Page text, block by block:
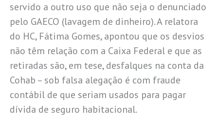
servido a outro uso que não seja o denunciado
pelo GAECO (lavagem de dinheiro). A relatora
do HC, Fátima Gomes, apontou que os desvios
não têm relação com a Caixa Federal e que as
retiradas são, em tese, desfalques na conta da
Cohab – sob falsa alegação é com fraude
contábil de que seriam usados para pagar
dívida de seguro habitacional.